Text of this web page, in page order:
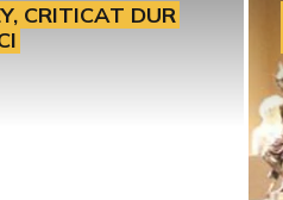
CRITICAT DUR